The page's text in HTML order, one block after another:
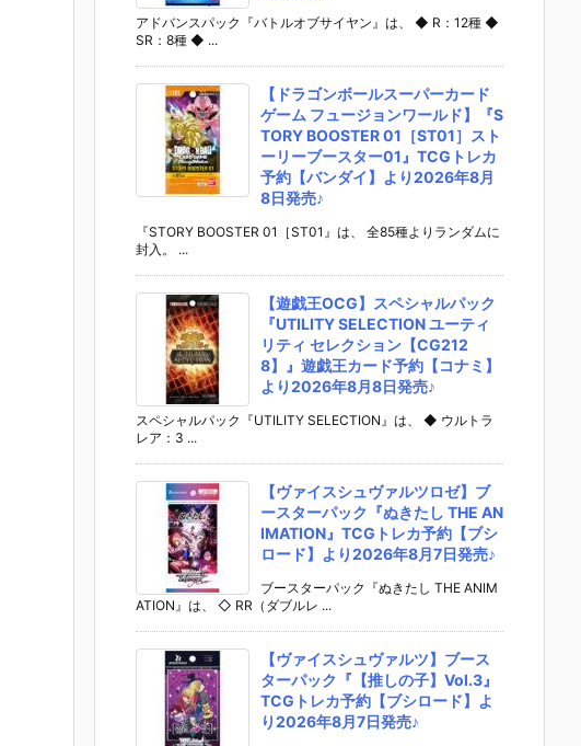
アドバンスパック『バトルオブサイヤン』は、 ◆ R：12種 ◆
SR：8種 ◆ ...
【ドラゴンボールスーパーカード
ゲーム フュージョンワールド】『S
TORY BOOSTER 01［ST01］スト
ーリーブースター01』TCGトレカ
予約【バンダイ】より2026年8月
8日発売♪
『STORY BOOSTER 01［ST01』は、 全85種よりランダムに
封入。 ...
【遊戯王OCG】スペシャルパック
『UTILITY SELECTION ユーティ
リティ セレクション【CG212
8】』遊戯王カード予約【コナミ】
より2026年8月8日発売♪
スペシャルパック『UTILITY SELECTION』は、 ◆ ウルトラ
レア：3 ...
【ヴァイスシュヴァルツロゼ】ブ
ースターパック『ぬきたし THE AN
IMATION』TCGトレカ予約【ブシ
ロード】より2026年8月7日発売♪
ブースターパック『ぬきたし THE ANIM
ATION』は、 ◇ RR（ダブルレ ...
【ヴァイスシュヴァルツ】ブース
ターパック『【推しの子】Vol.3』
TCGトレカ予約【ブシロード】よ
り2026年8月7日発売♪